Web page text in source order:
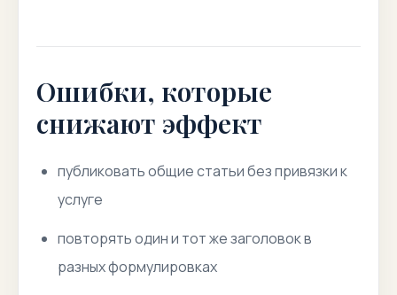
Ошибки, которые
снижают эффект
публиковать общие статьи без привязки к
услуге
повторять один и тот же заголовок в
разных формулировках